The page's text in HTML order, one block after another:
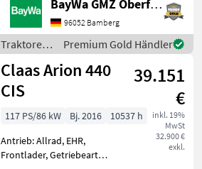
gefederte Vorderachse,
Höchstgeschwindigkeit in
km/h: 40 km/h, Luftsitz,
Zapfwellendrehzahl:
540/750/1000,
BayWa GMZ Oberfranken
96052 Bamberg
Traktoren
/ Claas
Premium Gold Händler
Claas Arion 440
CIS
39.151
€
inkl. 19%
MwSt
32.900 €
exkl.
117 PS/86 kW Bj. 2016
10537 h
Antrieb: Allrad, EHR,
Frontlader, Getriebeart